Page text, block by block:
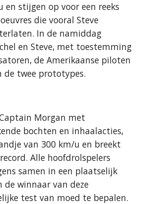
stijgen op voor een reeks
die vooral Steve
In de namiddag
en Steve, met toestemming
de Amerikaanse piloten
de twee prototypes.
Morgan met
bochten en inhaalacties,
van 300 km/u en breekt
Alle hoofdrolspelers
samen in een plaatselijk
winnaar van deze
test van moed te bepalen.